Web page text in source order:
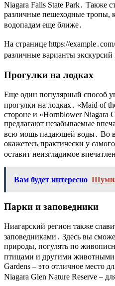
Niagara Falls State Park․ Также
различные пешеходные тропы,
водопадам еще ближе․
На странице https://
различные варианты экскурсий
Прогулки на лодках
Еще один популярный способ
прогулки на лодках․ «Maid of
стороне и «Hornblower Niagara
предлагают незабываемые
всю мощь падающей воды․ Во
окажетесь практически у
оставит неизгладимое
Вам будет интересно
Парки и заповедники
Ниагарский регион также
заповедниками․ Здесь вы
природы, погулять по
птицами и другими
Gardens – это отличное место
Niagara Glen Nature Reserve –